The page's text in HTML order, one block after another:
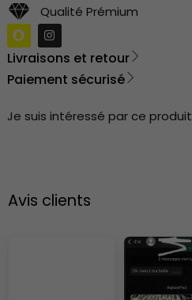
Qualité Prémium
Livraisons et retour
Paiement sécurisé
Je suis intéressé par ce produit
Avis clients